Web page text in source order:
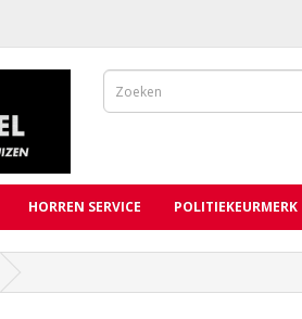
HORREN SERVICE POLITIEKEURMERK